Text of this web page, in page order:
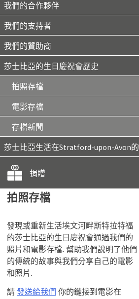
我們的合作夥伴
我們的支持者
我們的贊助商
莎士比亞的生日慶祝會歷史
拍照存檔
電影存檔
存檔新聞
莎士比亞生活在Stratford-upon-Avon的
捐贈
拍照存檔
發現或重新生活埃文河畔斯特拉特福
的莎士比亞的生日慶祝會通過我們的
照片和電影存檔. 幫助我們說明了他們
的傳統的故事與​​我們分享自己的電影
和照片.
請 發送給我們 你的鏈接到電影在